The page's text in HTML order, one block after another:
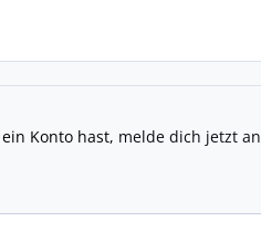
Konto hast, melde dich jetzt an